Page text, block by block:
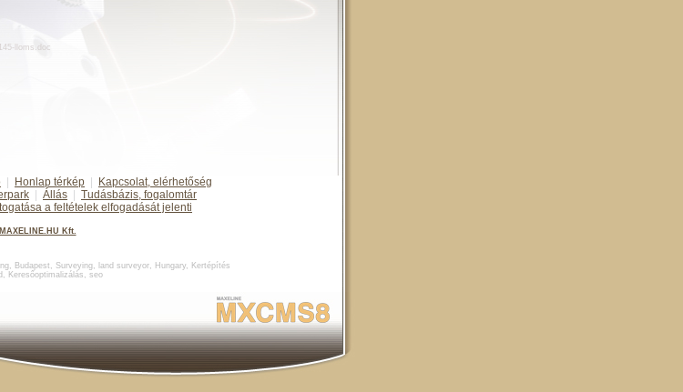
lloms.doc
Honlap térkép
Kapcsolat, elérhetőség
Állás
Tudásbázis, fogalomtár
a feltételek elfogadását jelenti
Kft.
Budapest, Surveying, land surveyor, Hungary, Kertépítés
, Keresőoptimalizálás , seo